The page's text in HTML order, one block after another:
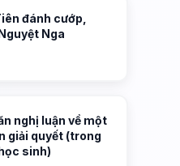
đánh cướp,
Nga
nghị luận về một
giải quyết (trong
sinh)